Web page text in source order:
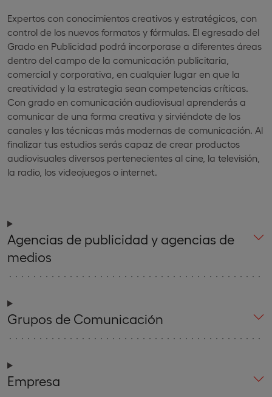
Expertos con conocimientos creativos y estratégicos, con
control de los nuevos formatos y fórmulas. El egresado del
Grado en Publicidad podrá incorporase a diferentes áreas
dentro del campo de la comunicación publicitaria,
comercial y corporativa, en cualquier lugar en que la
creatividad y la estrategia sean competencias críticas.
Con grado en comunicación audiovisual aprenderás a
comunicar de una forma creativa y sirviéndote de los
canales y las técnicas más modernas de comunicación. Al
finalizar tus estudios serás capaz de crear productos
audiovisuales diversos pertenecientes al cine, la televisión,
la radio, los videojuegos o internet.
Agencias de publicidad y agencias de
medios
Grupos de Comunicación
Empresa